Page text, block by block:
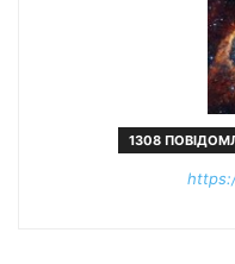
1308